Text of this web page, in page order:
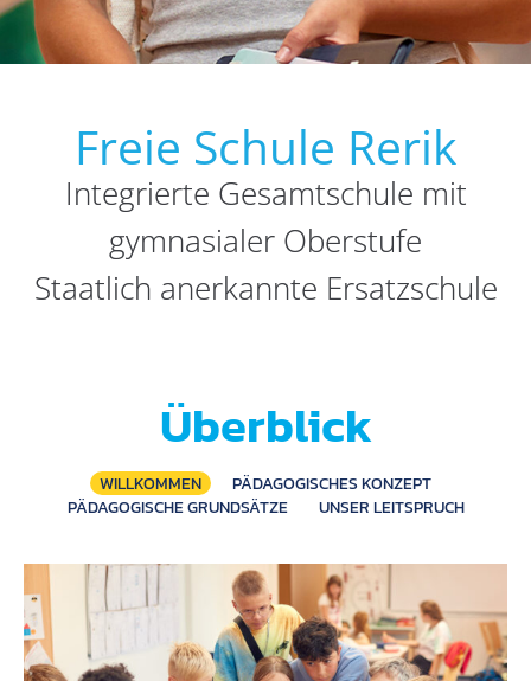
Freie Schule Rerik
Integrierte Gesamtschule mit
gymnasialer Oberstufe
Staatlich anerkannte Ersatzschule
Überblick
WILLKOMMEN
PÄDAGOGISCHES KONZEPT
PÄDAGOGISCHE GRUNDSÄTZE
UNSER LEITSPRUCH